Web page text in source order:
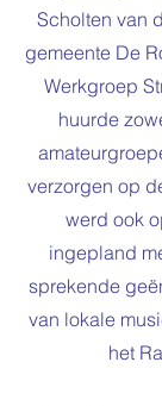
Scholten van
gemeente De
Werkgroep
huurde
verzorgen op
werd ook
ingepland
sprekende
van lokale
het